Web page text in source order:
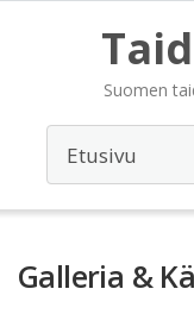
Suomen
Galleria &